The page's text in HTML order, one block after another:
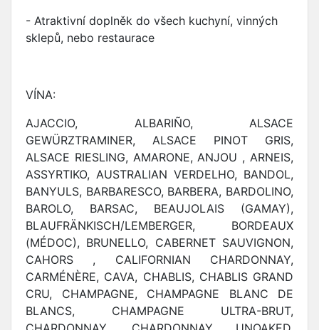
- Atraktivní doplněk do všech kuchyní, vinných
sklepů, nebo restaurace
VÍNA:
AJACCIO, ALBARIÑO, ALSACE
GEWÜRZTRAMINER, ALSACE PINOT GRIS,
ALSACE RIESLING, AMARONE, ANJOU , ARNEIS,
ASSYRTIKO, AUSTRALIAN VERDELHO, BANDOL,
BANYULS, BARBARESCO, BARBERA, BARDOLINO,
BAROLO, BARSAC, BEAUJOLAIS (GAMAY),
BLAUFRÄNKISCH/LEMBERGER, BORDEAUX
(MÉDOC), BRUNELLO, CABERNET SAUVIGNON,
CAHORS , CALIFORNIAN CHARDONNAY,
CARMÉNÈRE, CAVA, CHABLIS, CHABLIS GRAND
CRU, CHAMPAGNE, CHAMPAGNE BLANC DE
BLANCS, CHAMPAGNE ULTRA-BRUT,